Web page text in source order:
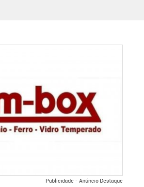
Publicidade - Anúncio Destaque